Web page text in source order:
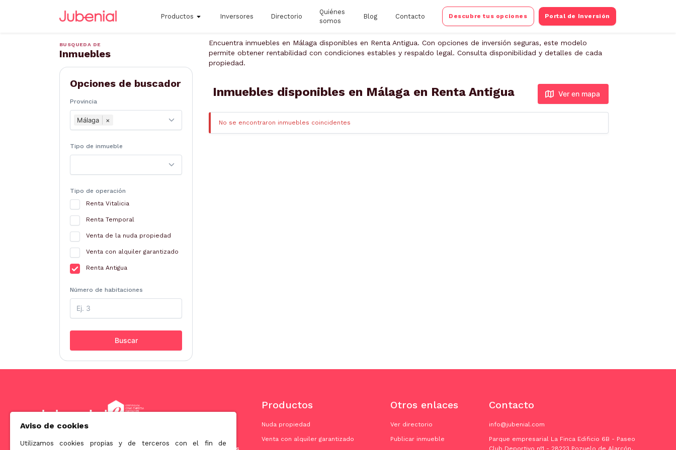
Productos Inversores Directorio
Quiénes
somos
Blog Contacto Descubre tus opciones Portal de Inversión
BUSQUEDA DE
Inmuebles
Opciones de buscador
Provincia
Málaga ×
Tipo de inmueble
Tipo de operación
Renta Vitalicia
Renta Temporal
Venta de la nuda propiedad
Venta con alquiler garantizado
Renta Antigua
Número de habitaciones
Buscar
Encuentra inmuebles en Málaga disponibles en Renta Antigua. Con opciones de inversión seguras, este modelo
permite obtener rentabilidad con condiciones estables y respaldo legal. Consulta disponibilidad y detalles de cada
propiedad.
Inmuebles disponibles en Málaga en Renta Antigua Ver en mapa
No se encontraron inmuebles coincidentes
Productos
Nuda propiedad
Venta con alquiler garantizado
Otros enlaces
Ver directorio
Publicar inmueble
Contacto
info@jubenial.com
Parque empresarial La Finca Edificio 6B - Paseo
Club Deportivo nº1 - 28223 Pozuelo de Alarcón,
Aviso de cookies
Utilizamos cookies propias y de terceros con el fin de